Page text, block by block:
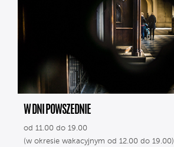
W DNI POWSZEDNIE
od 11.00 do 19.00
(w okresie wakacyjnym od 12.00 do 19.00)